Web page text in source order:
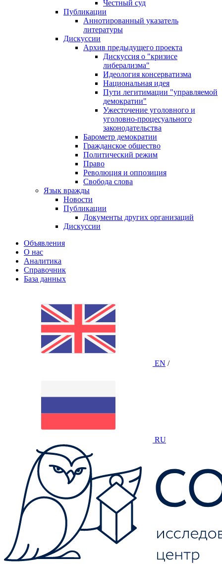
Честный суд
Публикации
Аннотированный указатель
литературы
Дискуссии
Архив предыдущего проекта
Дискуссия о "кризисе
либерализма"
Идеология консерватизма
Национальная идея
Пути легитимации "управляемой
демократии"
Ужесточение уголовного и
уголовно-процесуального
законодательства
Барометр демократии
Гражданское общество
Политический режим
Право
Революция и оппозиция
Свобода слова
Язык вражды
Новости
Публикации
Документы других организаций
Дискуссии
Объявления
О нас
Аналитика
Справочник
База данных
EN /
RU